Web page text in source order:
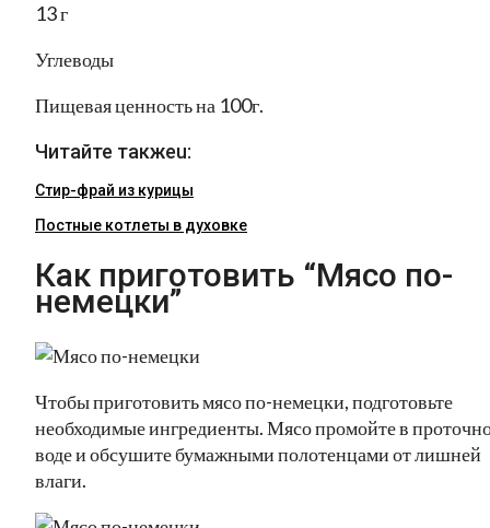
13 г
Углеводы
Пищевая ценность на 100г.
Читайте такжеu:
Стир-фрай из курицы
Постные котлеты в духовке
Как приготовить “Мясо по-
немецки”
Чтобы приготовить мясо по-немецки, подготовьте
необходимые ингредиенты. Мясо промойте в
воде и обсушите бумажными полотенцами от лишней
влаги.